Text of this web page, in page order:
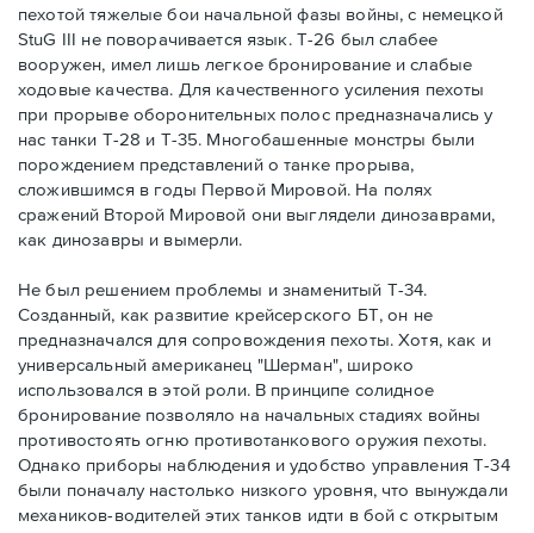
пехотой тяжелые бои начальной фазы войны, с немецкой
StuG III не поворачивается язык. Т-26 был слабее
вооружен, имел лишь легкое бронирование и слабые
ходовые качества. Для качественного усиления пехоты
при прорыве оборонительных полос предназначались у
нас танки Т-28 и Т-35. Многобашенные монстры были
порождением представлений о танке прорыва,
сложившимся в годы Первой Мировой. На полях
сражений Второй Мировой они выглядели динозаврами,
как динозавры и вымерли.
Не был решением проблемы и знаменитый Т-34.
Созданный, как развитие крейсерского БТ, он не
предназначался для сопровождения пехоты. Хотя, как и
универсальный американец "Шерман", широко
использовался в этой роли. В принципе солидное
бронирование позволяло на начальных стадиях войны
противостоять огню противотанкового оружия пехоты.
Однако приборы наблюдения и удобство управления Т-34
были поначалу настолько низкого уровня, что вынуждали
механиков-водителей этих танков идти в бой с открытым